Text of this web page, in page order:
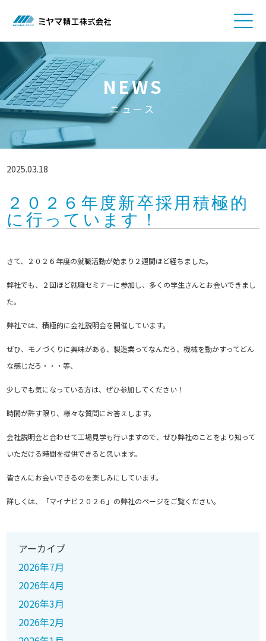
NEWS
ニュース
2025.03.18
２０２６年度新卒採用積極的
に行っています！
さて、２０２６年度の就職活動が始まり２週間ほど経ちました。
弊社でも、２回ほど就職セミナーに参加し、多くの学生さんとお会いできまし
た。
弊社では、積極的に会社説明会を開催しています。
ぜひ、モノづくりに興味がある、製造業ってなんだろ、機械を動かすってどん
な感じだろ・・・等、
少しでも気になっている方は、ぜひ参加してください！
時間が許す限り、様々な質問にお答えします。
会社説明会と合わせて工場見学も行いますので、ぜひ弊社のことをより知って
いただける時間を提供できると思います。
皆さんにお会いできるのを楽しみにしています。
詳しくは、「マイナビ２０２６」の弊社のページをご覧ください。
アーカイブ
2026年7月
2026年4月
2026年3月
2026年2月